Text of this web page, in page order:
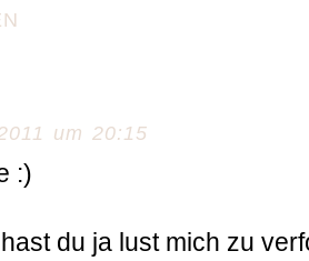
um 20:15
:)
du ja lust mich zu